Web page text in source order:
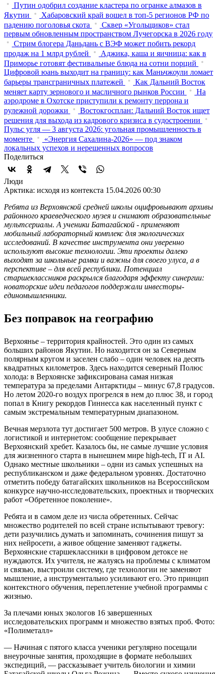
Путин одобрил создание кластера по огранке алмазов в
Якутии
Хабаровский край вошел в топ-5 регионов РФ по
падению поголовья скота
Сквер «Угольщиков» стал
первым обновленным пространством Лучегорска в 2026 году
Стрим блогера Даньдань с ВЭФ может побить рекорд
продаж на 1 млрд рублей
Аджика, каша и яичница: как в
Приморье готовят фестивальные блюда на сотни порций
Цифровой юань выходит на границу: как Маньчжоули ломает
барьеры трансграничных платежей
Как Дальний Восток
меняет карту зернового и масличного рынков России
На
аэродроме в Охотске приступили к ремонту перрона и
рулежной дорожки
Востокгосплан: Дальний Восток ищет
решения для выхода из кадрового кризиса в судостроении
Пульс угля — 3 августа 2026: угольная промышленность в
моменте
«Энергия Сахалина-2026» — под знаком
локальных успехов и нерешенных вопросов
Поделиться
Люди
Арктика: исходя из контекста 15.04.2026 00:30
Ребята из Верхоянской средней школы оцифровывают архивы
районного краеведческого музея и снимают образовательные
мультсериалы. А ученики Батагайской - применяют
мобильный лабораторный комплекс для экологических
исследований. В качестве инструмента они уверенно
используют высокие технологии. Эти проекты далеко
выходят за школьные рамки и важны для своего улуса, а в
перспективе – для всей республики. Потенциал
старшеклассников раскрылся благодаря эффекту синергии:
новаторские идеи педагогов поддержали инвесторы-
единомышленники.
Без поправок на географию
Верхоянье – территория крайностей. Это один из самых
больших районов Якутии. Но находится он за Северным
полярным кругом и заселен слабо – один человек на десять
квадратных километров. Здесь находится северный Полюс
холода: в Верхоянске зафиксирована самая низкая
температура за пределами Антарктиды – минус 67,8 градусов.
Но летом 2020-го воздух прогрелся в нем до плюс 38, и город
попал в Книгу рекордов Гиннесса как населенный пункт с
самым экстремальным температурным диапазоном.
Вечная мерзлота тут достигает 500 метров. В улусе сложно с
логистикой и интернетом: сообщение перекрывает
Верхоянский хребет. Казалось бы, не самые лучшие условия
для жизненного старта в нынешнем мире high-tech, IT и AI.
Однако местные школьники – одни из самых успешных на
республиканском и даже федеральном уровнях. Достаточно
отметить победу батагайских школьников на Всероссийском
конкурсе научно-исследовательских, проектных и творческих
работ «Обретенное поколение».
Ребята и в самом деле из числа обретенных. Сейчас
множество родителей по всей стране испытывают тревогу:
дети разучились думать и запоминать, сочинения пишут за
них нейросети, а живое общение заменяют гаджеты.
Верхоянские старшеклассники в цифровом детоксе не
нуждаются. Их учителя, не жалуясь на проблемы с климатом
и связью, выстроили систему, где технологии не заменяют
мышление, а инструментально усиливают его. Это принцип
контекстного обучения, переплетение учебной программы с
жизнью.
За плечами юных экологов 16 завершенных
исследовательских программ и множество взятых проб. Фото:
«Полиметалл»
— Начиная с пятого класса ученики регулярно посещали
внеурочные занятия, проходящие в формате небольших
экспедиций, — рассказывает учитель биологии и химии